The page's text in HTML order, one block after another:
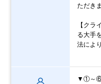
ただき
【クラ
る大手
法によ
▼①～⑥